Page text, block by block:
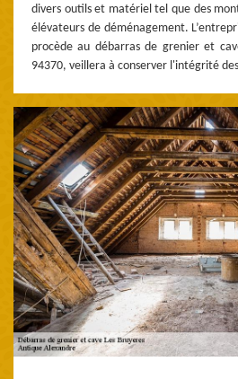
divers outils et matériel tel que des
élévateurs de déménagement.
procède au débarras de grenier et
94370, veillera à conserver l'intégrité